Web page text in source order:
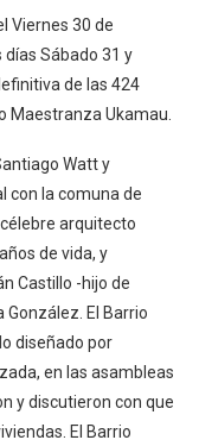
Viernes 30 de
Sábado 31 y
de las 424
Maestranza Ukamau.
Watt y
con la comuna de
arquitecto
de vida, y
Castillo -hijo de
González. El Barrio
diseñado por
en las asambleas
y discutieron con que
El Barrio